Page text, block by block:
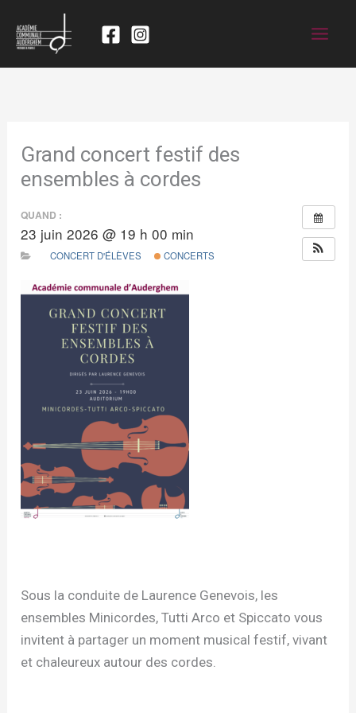
Grand concert festif des
ensembles à cordes
QUAND :
23 juin 2026 @ 19 h 00 min
CONCERT D'ÉLÈVES CONCERTS
Sous la conduite de Laurence Genevois, les
ensembles Minicordes, Tutti Arco et Spiccato vous
invitent à partager un moment musical festif, vivant
et chaleureux autour des cordes.